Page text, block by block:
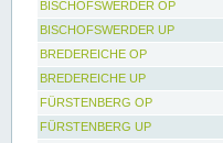
BISCHOFSWERDER OP
BISCHOFSWERDER UP
BREDEREICHE OP
BREDEREICHE UP
FÜRSTENBERG OP
FÜRSTENBERG UP